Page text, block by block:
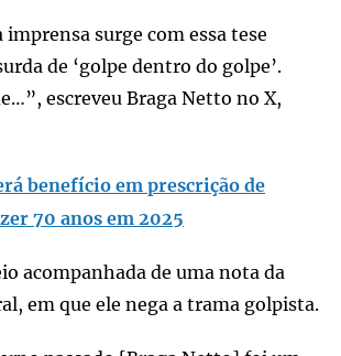
imprensa surge com essa tese
de ‘golpe dentro do golpe’.
escreveu Braga Netto no X,
benefício em prescrição de
70 anos em 2025
acompanhada de uma nota da
em que ele nega a trama golpista.